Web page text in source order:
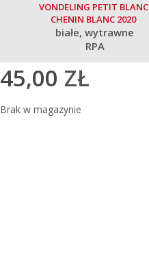
VONDELING PETIT BLANC
CHENIN BLANC 2020
białe wytrawne
RPA
45,00 ZŁ
Brak w magazynie